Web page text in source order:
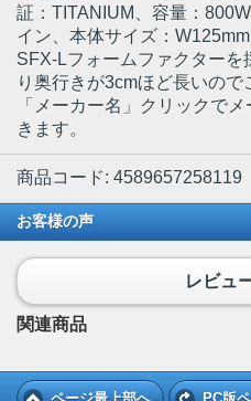
証：TITANIUM、容量：
イン、本体サイズ：
SFX-Lフォームファクターを
り奥行きが3cmほど長いの
「メーカー名」クリックで
きます。
商品コード: 4589657258119
お客様の声
レビュ
関連商品